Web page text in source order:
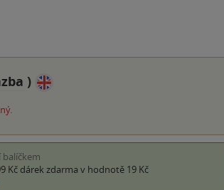
)
balíčkem
Kč dárek zdarma v hodnotě 19 Kč